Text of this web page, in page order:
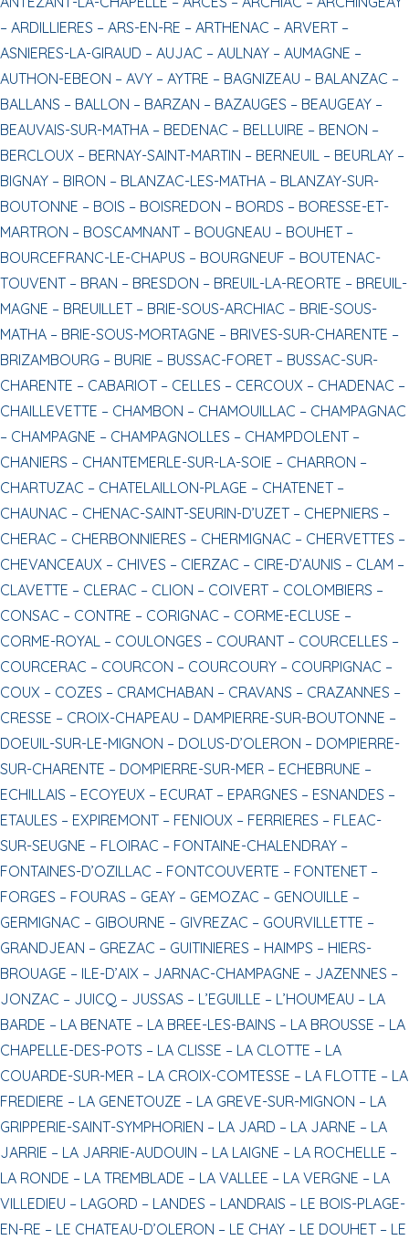
– ARDILLIERES – ARS-EN-RE – ARTHENAC – ARVERT –
ASNIERES-LA-GIRAUD – AUJAC – AULNAY – AUMAGNE –
AUTHON-EBEON – AVY – AYTRE – BAGNIZEAU – BALANZAC –
BALLANS – BALLON – BARZAN – BAZAUGES – BEAUGEAY –
BEAUVAIS-SUR-MATHA – BEDENAC – BELLUIRE – BENON –
BERCLOUX – BERNAY-SAINT-MARTIN – BERNEUIL – BEURLAY –
BIGNAY – BIRON – BLANZAC-LES-MATHA – BLANZAY-SUR-
BOUTONNE – BOIS – BOISREDON – BORDS – BORESSE-ET-
MARTRON – BOSCAMNANT – BOUGNEAU – BOUHET –
BOURCEFRANC-LE-CHAPUS – BOURGNEUF – BOUTENAC-
TOUVENT – BRAN – BRESDON – BREUIL-LA-REORTE – BREUIL-
MAGNE – BREUILLET – BRIE-SOUS-ARCHIAC – BRIE-SOUS-
MATHA – BRIE-SOUS-MORTAGNE – BRIVES-SUR-CHARENTE –
BRIZAMBOURG – BURIE – BUSSAC-FORET – BUSSAC-SUR-
CHARENTE – CABARIOT – CELLES – CERCOUX – CHADENAC –
CHAILLEVETTE – CHAMBON – CHAMOUILLAC – CHAMPAGNAC
– CHAMPAGNE – CHAMPAGNOLLES – CHAMPDOLENT –
CHANIERS – CHANTEMERLE-SUR-LA-SOIE – CHARRON –
CHARTUZAC – CHATELAILLON-PLAGE – CHATENET –
CHAUNAC – CHENAC-SAINT-SEURIN-D’UZET – CHEPNIERS –
CHERAC – CHERBONNIERES – CHERMIGNAC – CHERVETTES –
CHEVANCEAUX – CHIVES – CIERZAC – CIRE-D’AUNIS – CLAM –
CLAVETTE – CLERAC – CLION – COIVERT – COLOMBIERS –
CONSAC – CONTRE – CORIGNAC – CORME-ECLUSE –
CORME-ROYAL – COULONGES – COURANT – COURCELLES –
COURCERAC – COURCON – COURCOURY – COURPIGNAC –
COUX – COZES – CRAMCHABAN – CRAVANS – CRAZANNES –
CRESSE – CROIX-CHAPEAU – DAMPIERRE-SUR-BOUTONNE –
DOEUIL-SUR-LE-MIGNON – DOLUS-D’OLERON – DOMPIERRE-
SUR-CHARENTE – DOMPIERRE-SUR-MER – ECHEBRUNE –
ECHILLAIS – ECOYEUX – ECURAT – EPARGNES – ESNANDES –
ETAULES – EXPIREMONT – FENIOUX – FERRIERES – FLEAC-
SUR-SEUGNE – FLOIRAC – FONTAINE-CHALENDRAY –
FONTAINES-D’OZILLAC – FONTCOUVERTE – FONTENET –
FORGES – FOURAS – GEAY – GEMOZAC – GENOUILLE –
GERMIGNAC – GIBOURNE – GIVREZAC – GOURVILLETTE –
GRANDJEAN – GREZAC – GUITINIERES – HAIMPS – HIERS-
BROUAGE – ILE-D’AIX – JARNAC-CHAMPAGNE – JAZENNES –
JONZAC – JUICQ – JUSSAS – L’EGUILLE – L’HOUMEAU – LA
BARDE – LA BENATE – LA BREE-LES-BAINS – LA BROUSSE – LA
CHAPELLE-DES-POTS – LA CLISSE – LA CLOTTE – LA
COUARDE-SUR-MER – LA CROIX-COMTESSE – LA FLOTTE – LA
FREDIERE – LA GENETOUZE – LA GREVE-SUR-MIGNON – LA
GRIPPERIE-SAINT-SYMPHORIEN – LA JARD – LA JARNE – LA
JARRIE – LA JARRIE-AUDOUIN – LA LAIGNE – LA ROCHELLE –
LA RONDE – LA TREMBLADE – LA VALLEE – LA VERGNE – LA
VILLEDIEU – LAGORD – LANDES – LANDRAIS – LE BOIS-PLAGE-
EN-RE – LE CHATEAU-D’OLERON – LE CHAY – LE DOUHET – LE